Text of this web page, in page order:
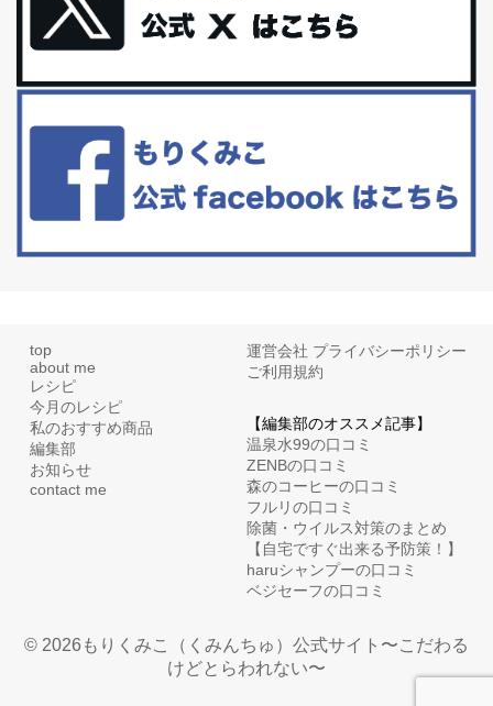
更年期を穏やかに乗りきるために今できる５つのこと。
アラフィフからの体と心の整え方。 私も気づけばアラフィフ、これ
といった更年期症状はまだ...
白髪・美容・免疫力、現代人に足りないのは海藻！
リーブオイルorごま油をたらす。&n...
top
about me
レシピ
今月のレシピ
私のおすすめ商品
編集部
お知らせ
contact me
運営会社 プライバシーポリシー
ご利用規約
【編集部のオススメ記事】
温泉水99の口コミ
ZENBの口コミ
森のコーヒーの口コミ
フルリの口コミ
除菌・ウイルス対策のまとめ
【自宅ですぐ出来る予防策！】
haruシャンプーの口コミ
ベジセーフの口コミ
© 2026もりくみこ（くみんちゅ）公式サイト〜こだわる
けどとらわれない〜